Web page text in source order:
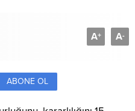
A+ A-
ABONE OL